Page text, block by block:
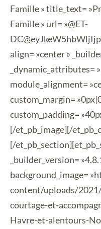
Famille » title_text=
Famille » url= »@ET-
align= »center »
_dynamic_attributes=
module_alignment=
custom_margin=
custom_padding=
[/et_pb_image][/
[/
_builder_version=
background_image=
content/uploads/
courtage-et-
Havre-et-alentours-